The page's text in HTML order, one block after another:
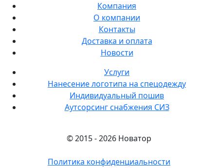
Компания
О компании
Контакты
Доставка и оплата
Новости
Услуги
Нанесение логотипа на спецодежду
Индивидуальный пошив
Аутсорсинг снабжения СИЗ
© 2015 - 2026 Новатор
Политика конфиденциальности